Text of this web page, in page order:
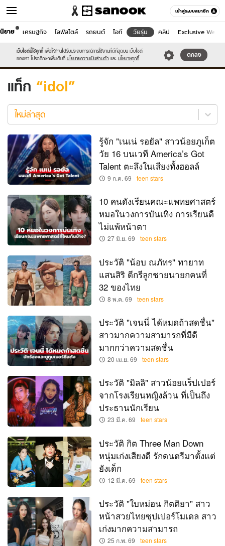
เข้าสู่ระบบสมาชิก
เศรษฐกิจ ไลฟ์สไตล์ รถยนต์ ไอที วัยรุ่น คลิป Exclusive WeTV
นิยาย
วัยรุ่น หมวดอื่นๆ
เว็บไซต์นี้ใช้คุกกี้ เพื่อให้ท่านได้รับประสบการณ์การใช้งานที่ดีที่สุดบน เว็บไซต์
ของเรา โปรดศึกษาเพิ่มเติมที่ นโยบายความเป็นส่วนตัว และ นโยบายคุกกี้
ตกลง
แท็ก idol
idol
ใหม่
ล่าสุด
ใหม่ล่าสุด
รู้จัก "เนเน่ รอยัล" สาวน้อยภูเก็ต
วัย 16 บนเวที America’s Got
Talent ตะลึงในเสียงทั้งฮอลล์
9 ก.ค. 69 teen stars
10 คนดังเรียนคณะแพทยศาสตร์
หมอในวงการบันเทิง การเรียนดี
ไม่แพ้หน้าตา
27 มิ.ย. 69 teen stars
ประวัติ "น้อบ ณภัทร" ทายาท
แสนสิริ ดีกรีลูกชายนายกคนที่
32 ของไทย
8 พ.ค. 69 teen stars
ประวัติ "เจนนี่ ได้หมดถ้าสดชื่น"
สาวมากความสามารถที่มีดี
มากกว่าความสดชื่น
20 เม.ย. 69 teen stars
ประวัติ "มิลลิ" สาวน้อยแร็ปเปอร์
จากโรงเรียนหญิงล้วน ที่เป็นถึง
ประธานนักเรียน
23 มี.ค. 69 teen stars
ประวัติ กิต Three Man Down
หนุ่มเก่งเสียงดี รักดนตรีมาตั้งแต่
ยังเด็ก
12 มี.ค. 69 teen stars
ประวัติ "ใบหม่อน กิตติยา" สาว
หน้าสวยไทยซุปเปอร์โมเดล สาว
เก่งมากความสามารถ
25 ก.พ. 69 teen stars